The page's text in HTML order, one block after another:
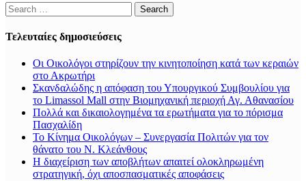
Search
for:
Τελευταίες δημοσιεύσεις
Οι Οικολόγοι στηρίζουν την κινητοποίηση κατά των κεραιών
στο Ακρωτήρι
Σκανδαλώδης η απόφαση του Υπουργικού Συμβουλίου για
το Limassol Mall στην Βιομηχανική περιοχή Αγ. Αθανασίου
Πολλά και δικαιολογημένα τα ερωτήματα για το πόρισμα
Πασχαλίδη
Το Κίνημα Οικολόγων – Συνεργασία Πολιτών για τον
θάνατο του Ν. Κλεάνθους
Η διαχείριση των αποβλήτων απαιτεί ολοκληρωμένη
στρατηγική, όχι αποσπασματικές αποφάσεις